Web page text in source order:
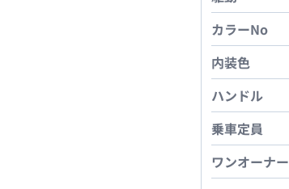
カラーNo
内装色
ハンドル
乗車定員
ワンオーナー